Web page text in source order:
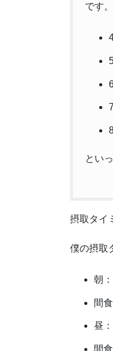
です。
とい
摂取タイ
僕の摂取
朝
間
昼